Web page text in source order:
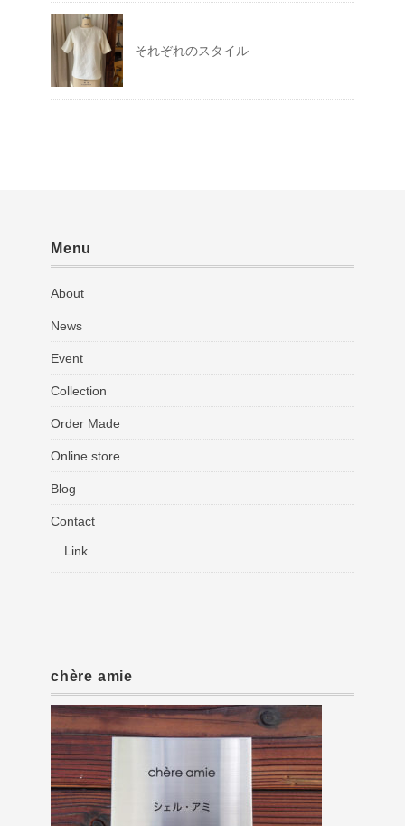
それぞれのスタイル
Menu
About
News
Event
Collection
Order Made
Online store
Blog
Contact
Link
chère amie